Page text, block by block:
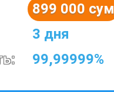
899 000 сум
3 дня
99,99999%